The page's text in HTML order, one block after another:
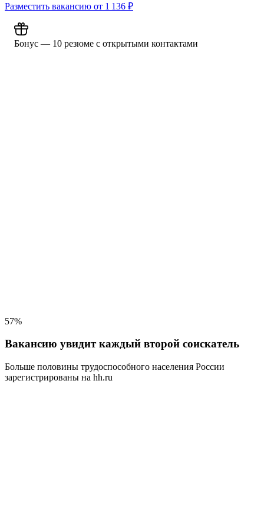
Разместить вакансию от 1 136 ₽
Бонус — 10 резюме с открытыми контактами
57%
Вакансию увидит каждый второй соискатель
Больше половины трудоспособного населения России
зарегистрированы на hh.ru